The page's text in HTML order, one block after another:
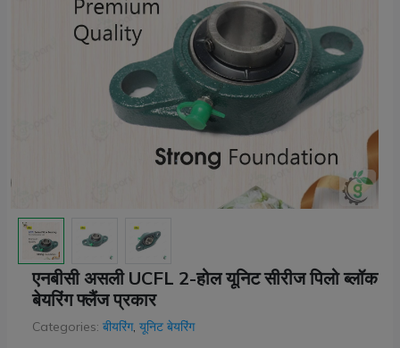
एनबीसी असली UCFL 2-होल यूनिट सीरीज पिलो ब्लॉक
बेयरिंग फ्लैंज प्रकार
Categories: बीयरिंग, यूनिट बेयरिंग